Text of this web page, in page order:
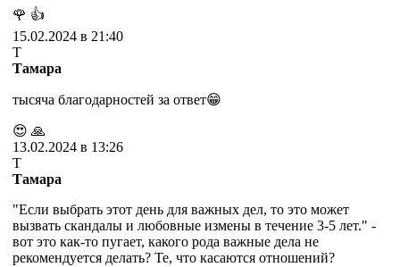
🌹 👍
15.02.2024 в 21:40
Т
Тамара
тысяча благодарностей за ответ😁
😍 🙏
13.02.2024 в 13:26
Т
Тамара
"Если выбрать этот день для важных дел, то это может
вызвать скандалы и любовные измены в течение 3-5 лет." -
вот это как-то пугает, какого рода важные дела не
рекомендуется делать? Те, что касаются отношений?